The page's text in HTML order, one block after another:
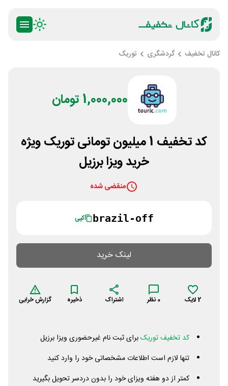
کانال تخفیف گردشگری توریک
1,000,000 تومان
کد تخفیف 1 میلیون تومانی توریک ویژه
خرید ویزا برزیل
منقضی شده
brazil-off کپی
لینک خرید
2لایک 0 نظر اشتراک ذخیره گزارش خرابی
کد تخفیف توریکبرای ثبت نام غیرحضوری ویزا برزیل
تنها لازم است اطلاعات مشخصاتی خود را وارد کنید
کمتر از دو هفته ویزای خود را بدون دردسر تحویل بگیرید